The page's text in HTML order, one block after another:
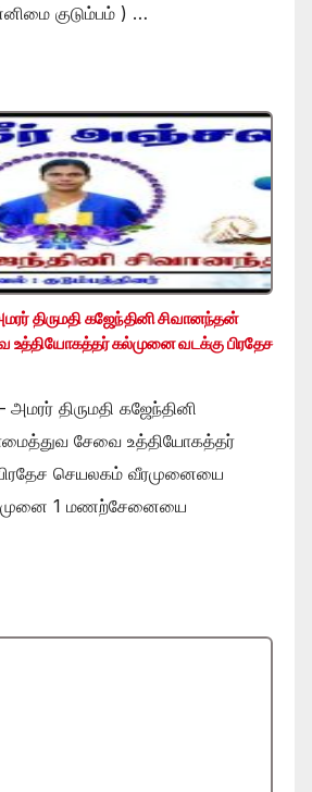
குடும்பம் ) …
திருமதி கஜேந்தினி சிவானந்தன்
உத்தியோகத்தர் கல்முனை வடக்கு பிரதேச
திருமதி கஜேந்தினி
சேவை உத்தியோகத்தர்
செயலகம் வீரமுனையை
1 மணற்சேனையை